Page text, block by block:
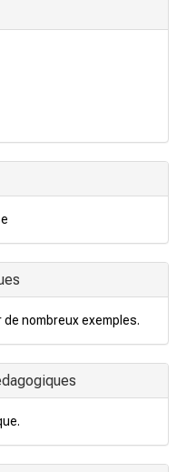
nombreux exemples.